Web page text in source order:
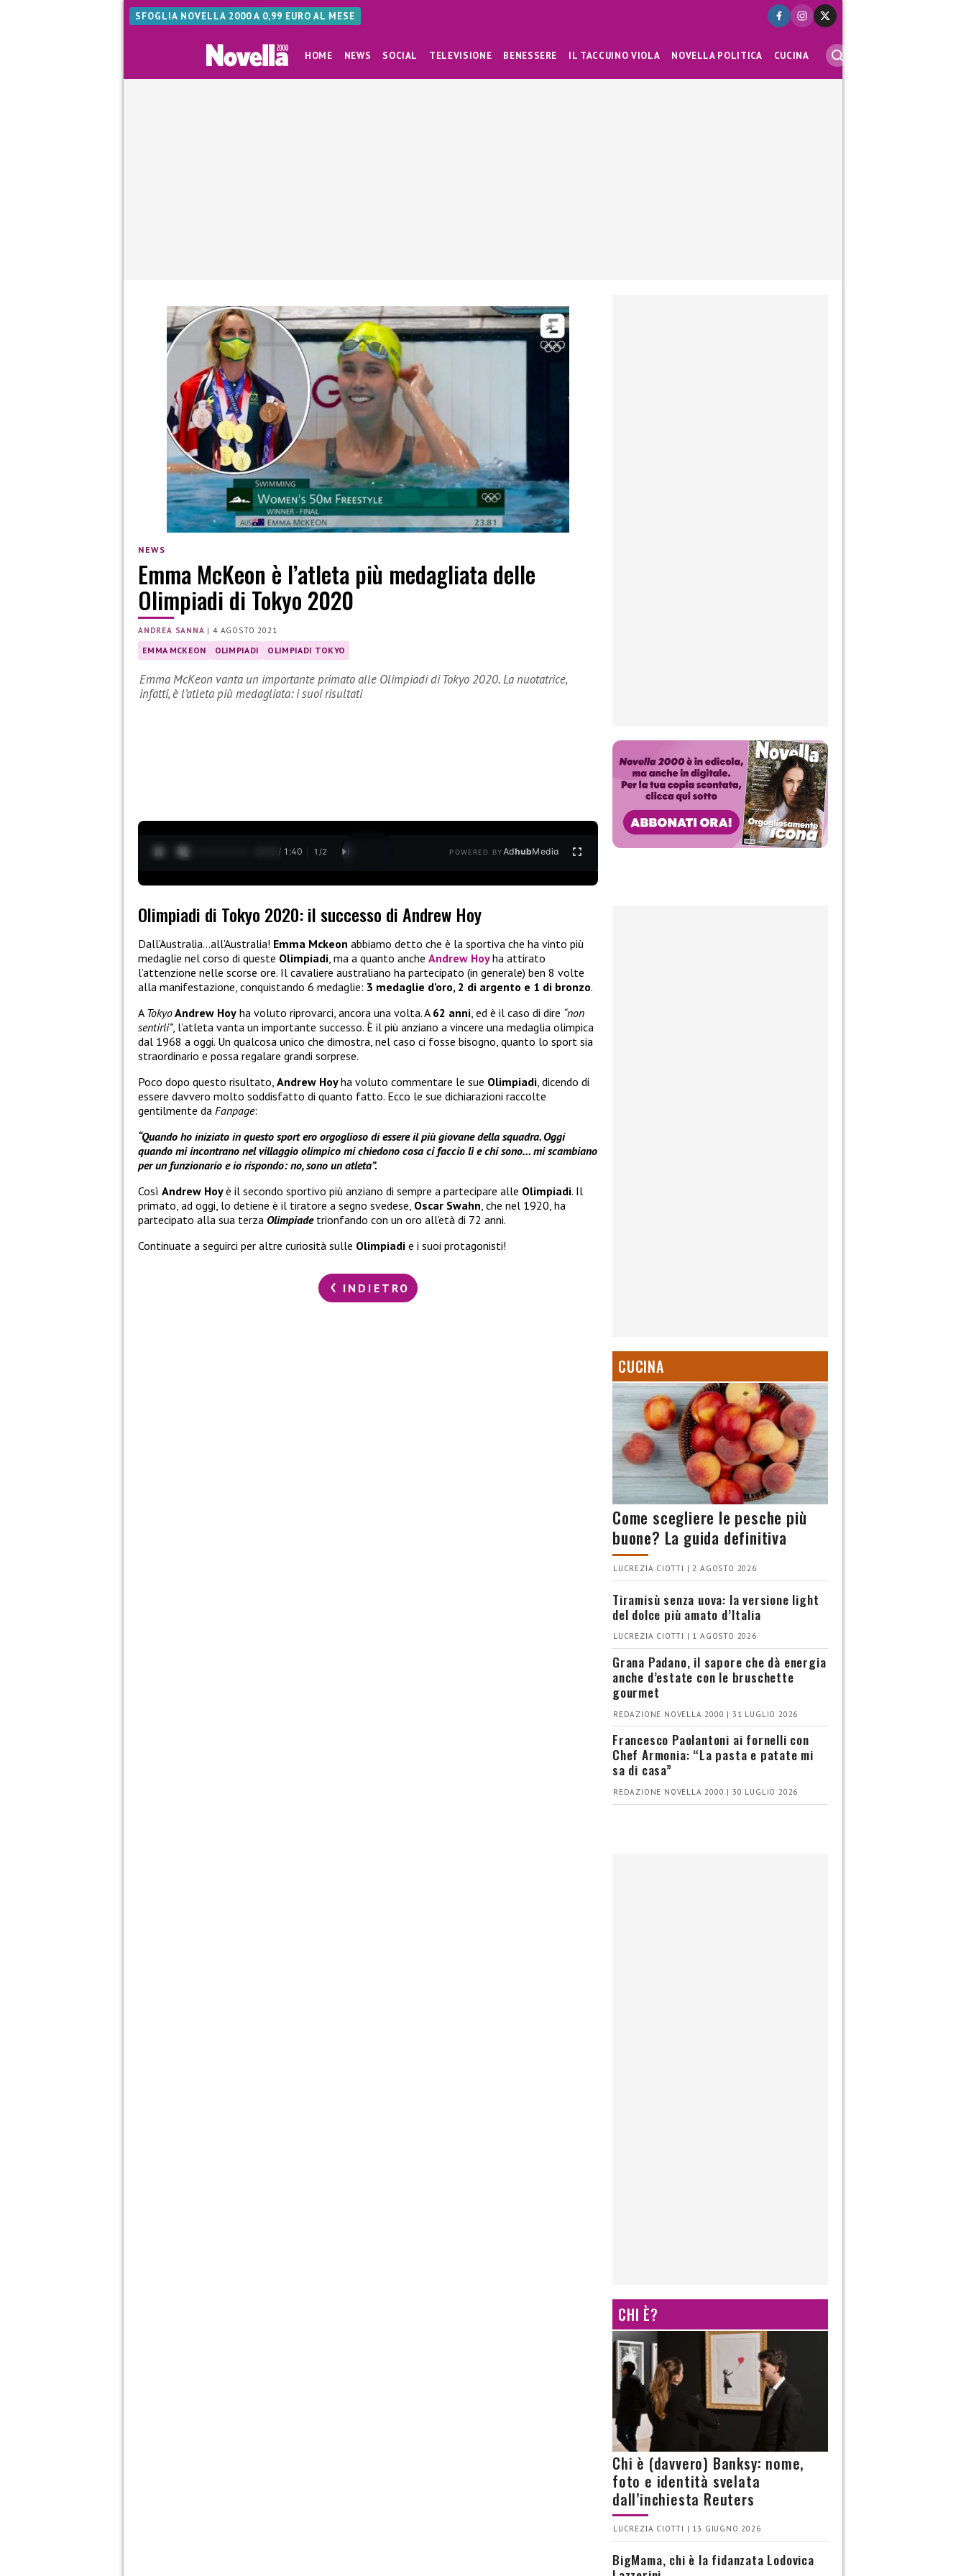
SFOGLIA NOVELLA 2000 A 0,99 EURO AL MESE
HOME NEWS SOCIAL TELEVISIONE BENESSERE IL TACCUINO VIOLA NOVELLA POLITICA CUCINA
NEWS
Emma McKeon è l’atleta più medagliata delle
Olimpiadi di Tokyo 2020
ANDREA SANNA |4 AGOSTO 2021
EMMA MCKEON OLIMPIADI OLIMPIADI TOKYO
Emma McKeon vanta un importante primato alle Olimpiadi di Tokyo 2020. La nuotatrice,
infatti, è l’atleta più medagliata: i suoi risultati
0:13 / 1:40 1 /2 POWERED BYAdhubMedia
Olimpiadi di Tokyo 2020: il successo di Andrew Hoy
Dall’Australia…all’Australia! Emma Mckeon abbiamo detto che è la sportiva che ha vinto più
medaglie nel corso di queste Olimpiadi, ma a quanto anche Andrew Hoy ha attirato
l’attenzione nelle scorse ore. Il cavaliere australiano ha partecipato (in generale) ben 8 volte
alla manifestazione, conquistando 6 medaglie: 3 medaglie d’oro, 2 di argento e 1 di bronzo.
A TokyoAndrew Hoy ha voluto riprovarci, ancora una volta. A 62 anni, ed è il caso di dire “non
sentirli”, l’atleta vanta un importante successo. È il più anziano a vincere una medaglia olimpica
dal 1968 a oggi. Un qualcosa unico che dimostra, nel caso ci fosse bisogno, quanto lo sport sia
straordinario e possa regalare grandi sorprese.
Poco dopo questo risultato, Andrew Hoyha voluto commentare le sue Olimpiadi, dicendo di
essere davvero molto soddisfatto di quanto fatto. Ecco le sue dichiarazioni raccolte
gentilmente da Fanpage:
“Quando ho iniziato in questo sport ero orgoglioso di essere il più giovane della squadra. Oggi
quando mi incontrano nel villaggio olimpico mi chiedono cosa ci faccio lì e chi sono… mi scambiano
per un funzionario e io rispondo: no, sono un atleta”.
Così Andrew Hoyè il secondo sportivo più anziano di sempre a partecipare alle Olimpiadi. Il
primato, ad oggi, lo detiene è il tiratore a segno svedese, Oscar Swahn, che nel 1920, ha
partecipato alla sua terza Olimpiadetrionfando con un oro all’età di 72 anni.
Continuate a seguirci per altre curiosità sulle Olimpiadi e i suoi protagonisti!
INDIETRO
CUCINA
Come scegliere le pesche più
buone? La guida definitiva
LUCREZIA CIOTTI | 2 AGOSTO 2026
Tiramisù senza uova: la versione light
del dolce più amato d’Italia
LUCREZIA CIOTTI | 1 AGOSTO 2026
Grana Padano, il sapore che dà energia
anche d’estate con le bruschette
gourmet
REDAZIONE NOVELLA 2000 | 31 LUGLIO 2026
Francesco Paolantoni ai fornelli con
Chef Armonia: “La pasta e patate mi
sa di casa”
REDAZIONE NOVELLA 2000 | 30 LUGLIO 2026
CHI È?
Chi è (davvero) Banksy: nome,
foto e identità svelata
dall’inchiesta Reuters
LUCREZIA CIOTTI | 13 GIUGNO 2026
BigMama, chi è la fidanzata Lodovica